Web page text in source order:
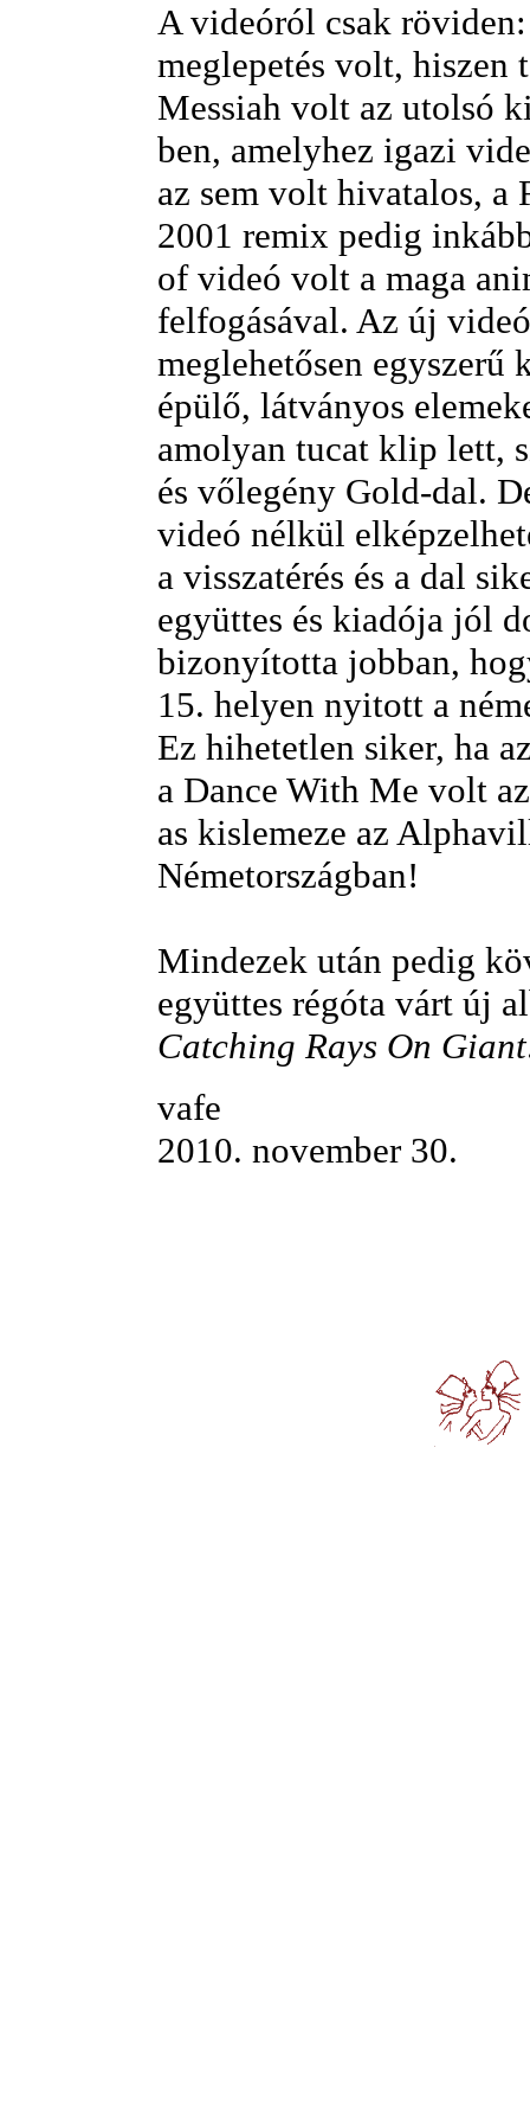
A videóról csak
meglepetés volt, hiszen
Messiah volt az utolsó
ben, amelyhez igazi
az sem volt hivatalos, a
2001 remix pedig
of videó volt a maga
felfogásával. Az új
meglehetősen egyszerű
épülő, látványos
amolyan tucat klip lett,
és vőlegény Gold-dal.
videó nélkül
a visszatérés és a dal
együttes és kiadója jól
bizonyította jobban,
15. helyen nyitott a
Ez hihetetlen siker, ha
a Dance With Me volt
as kislemeze az
Németországban!
Mindezek után pedig
együttes régóta várt új
Catching Rays On Giant
vafe
2010. november 30.